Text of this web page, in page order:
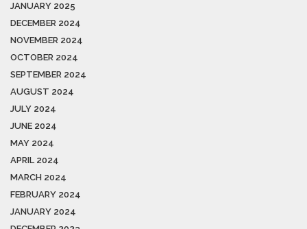
JANUARY 2025
DECEMBER 2024
NOVEMBER 2024
OCTOBER 2024
SEPTEMBER 2024
AUGUST 2024
JULY 2024
JUNE 2024
MAY 2024
APRIL 2024
MARCH 2024
FEBRUARY 2024
JANUARY 2024